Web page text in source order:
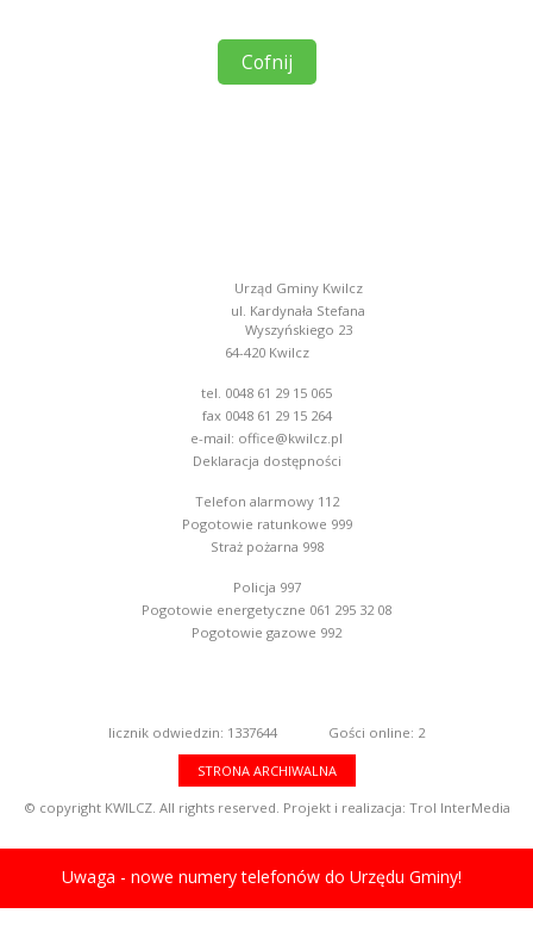
Cofnij
Urząd Gminy Kwilcz
ul. Kardynała Stefana
Wyszyńskiego 23
64-420 Kwilcz
tel. 0048 61 29 15 065
fax 0048 61 29 15 264
e-mail: office@kwilcz.pl
Deklaracja dostępności
Telefon alarmowy 112
Pogotowie ratunkowe 999
Straż pożarna 998
Policja 997
Pogotowie energetyczne 061 295 32 08
Pogotowie gazowe 992
licznik odwiedzin: 1337644 Gości online: 2
STRONA ARCHIWALNA
© copyright KWILCZ. All rights reserved. Projekt i realizacja: Trol InterMedia
Uwaga - nowe numery telefonów do Urzędu Gminy!